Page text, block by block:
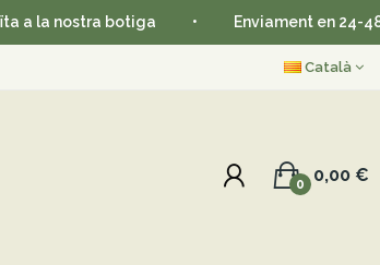
botiga • Enviament en 24-48 hores
Català
0,00 €
0